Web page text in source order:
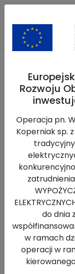
Blog
Strona główna>>
Wróć
Rabczańskie
Rabki-
Rozwoju
Operacja pn.
Koperniak sp.
do dnia
w ramach
operacji w